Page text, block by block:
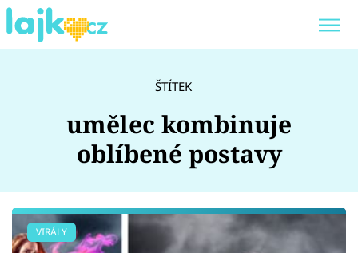
Showbyznys
ŠTÍTEK
umělec kombinuje
oblíbené postavy
VIRÁLY